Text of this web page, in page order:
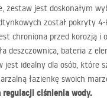
zestaw jest doskonałym
został pokryty
chroniona przed korozją i
deszczownica, bateria z
idealny dla osób, które
łazienkę swoich
ciśnienia wody.